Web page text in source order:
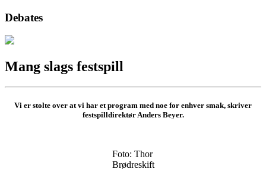
Debates
Mang slags festspill
Vi er stolte over at vi har et program med noe for enhver smak, skriver
festspilldirektør Anders Beyer.
Foto: Thor
Brødreskift